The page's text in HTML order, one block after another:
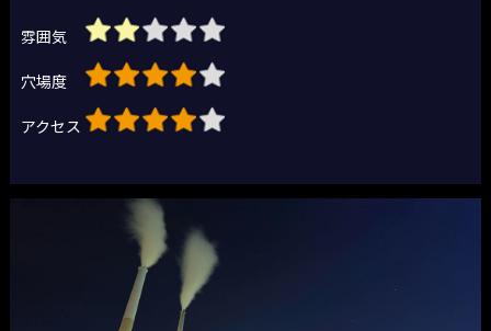
雰囲気
穴場度
アクセス